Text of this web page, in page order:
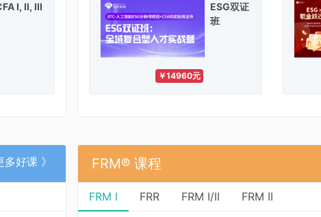
I, II, III
ESG双证
班
￥14960元
多好课 》 FRM® 课程
FRM I FRR FRM I/II FRM II